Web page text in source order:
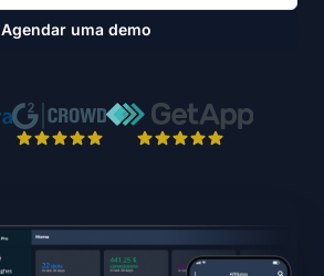
Agendar uma demo